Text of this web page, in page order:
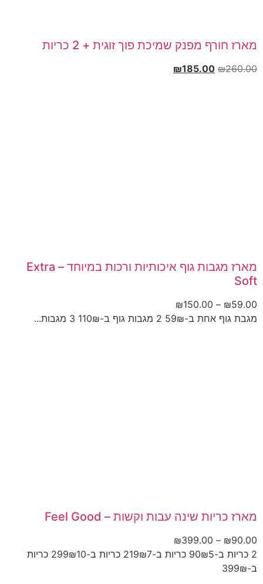
מארז חורף מפנק שמיכת פוך זוגית + 2 כריות
₪260.00
₪185.00
מארז מגבות גוף איכותיות ורכות במיוחד – Extra
Soft
₪59.00
–
₪150.00
מגבת גוף אחת ב-59₪ 2 מגבות גוף ב-110₪ 3 מגבות...
מארז כריות שינה עבות וקשות – Feel Good
₪90.00
–
₪399.00
2 כריות ב-90₪5 כריות ב-219₪7 כריות ב-299₪10 כריות
ב-399₪